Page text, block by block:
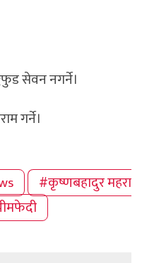
सेवन नगर्ने।
गर्ने।
#कृष्णबहादुर महरा